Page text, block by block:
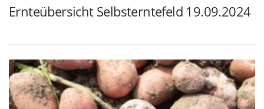
Ernteübersicht Selbsterntefeld 19.09.2024